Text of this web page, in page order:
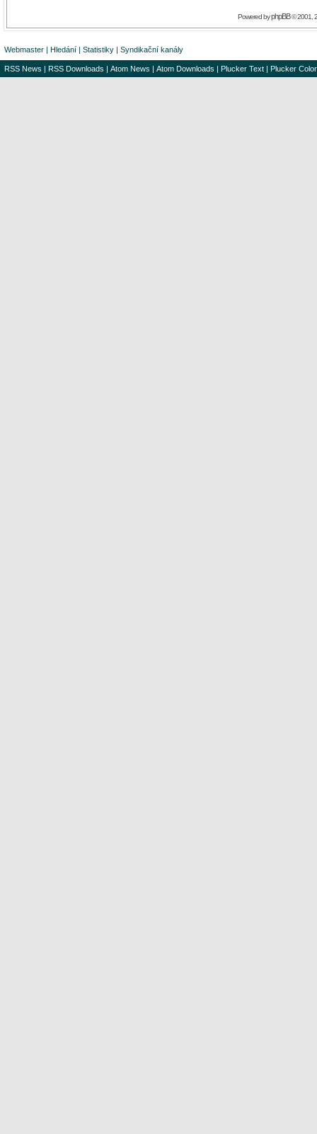
Powered byphpBB© 2001,
Webmaster | Hledání | Statistiky | Syndikační kanály
RSS News | RSS Downloads | Atom News | Atom Downloads | Plucker Text | Plucker Color